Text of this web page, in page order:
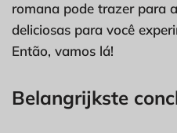
romana pode trazer para
deliciosas para você
Então, vamos lá!
Belangrijkste